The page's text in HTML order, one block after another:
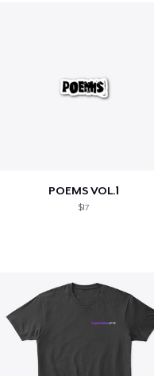
POEMS VOL.1
$17